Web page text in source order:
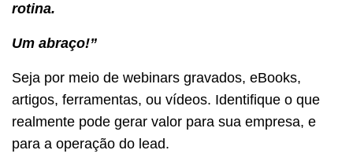
rotina.
Um abraço!”
Seja por meio de webinars gravados, eBooks,
artigos, ferramentas, ou vídeos. Identifique o que
realmente pode gerar valor para sua empresa, e
para a operação do lead.